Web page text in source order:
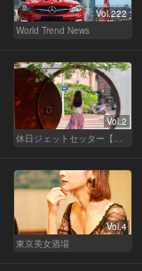
Vol.222
World Trend News
Vol.2
Vol.4
東京美女酒場